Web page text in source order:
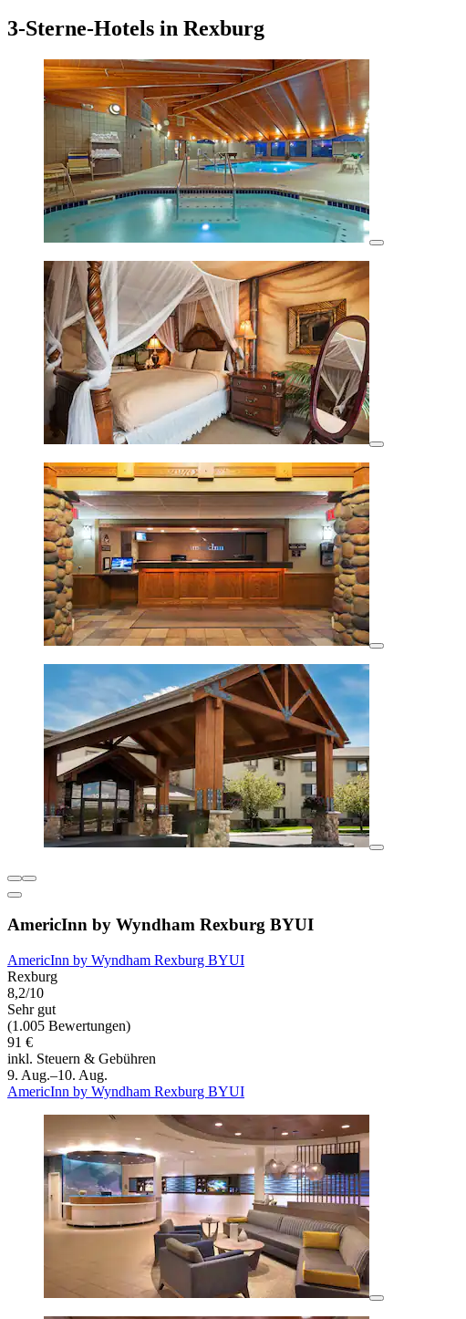
3-Sterne-Hotels in Rexburg
AmericInn by Wyndham Rexburg BYUI
AmericInn by Wyndham Rexburg BYUI
Rexburg
8,2/10
Sehr gut
(1.005 Bewertungen)
91 €
inkl. Steuern & Gebühren
9. Aug.–10. Aug.
AmericInn by Wyndham Rexburg BYUI